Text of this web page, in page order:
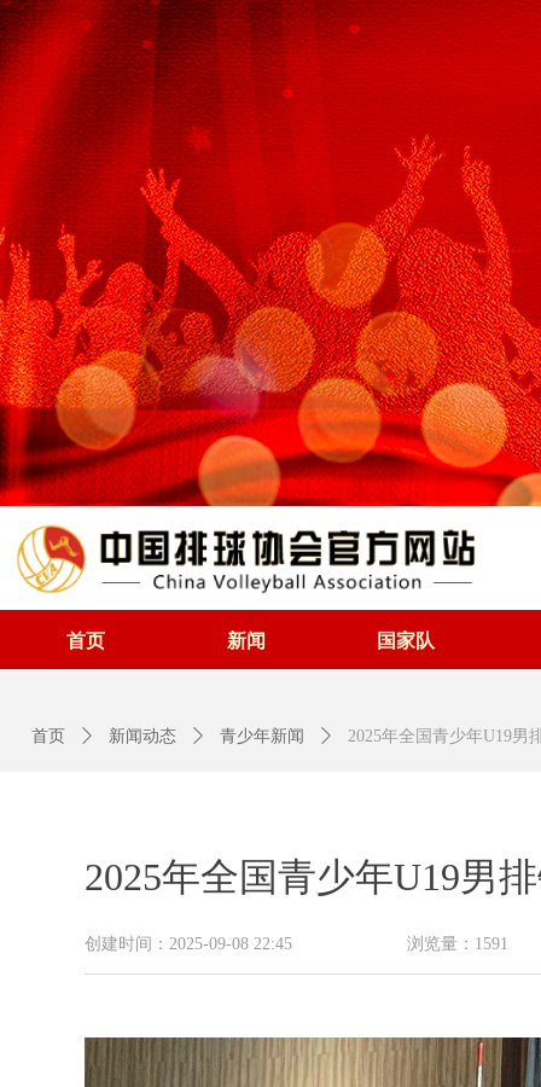
首页 新闻 国家队
2025年全国青少年U19男
创建时间： 2025-09-08 22:45 浏览量： 1591
首页 ꄲ 新闻动态 ꄲ 青少年新闻 ꄲ 2025年全国青少年U19男